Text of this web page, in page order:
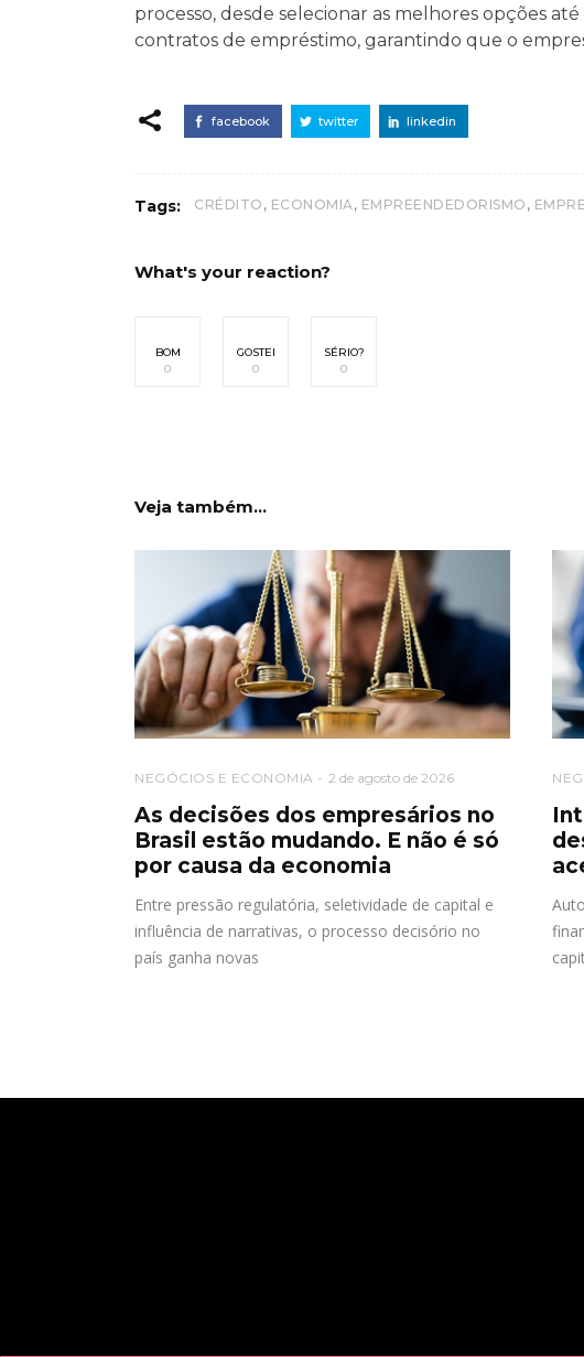
processo, desde selecionar as melhores opções
contratos de empréstimo, garantindo que o
facebook twitter linkedin
Tags: CRÉDITO , ECONOMIA, EMPREENDEDORISMO ,
What's your reaction?
BOM
0
GOSTEI
0
SÉRIO?
0
Veja também...
NEGÓCIOS E ECONOMIA 2 de agosto de 2026
As decisões dos empresários no
Brasil estão mudando. E não é só
por causa da economia
Entre pressão regulatória, seletividade de capital e
influência de narrativas, o processo decisório no
país ganha novas